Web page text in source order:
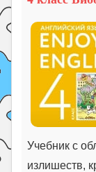
Учебник с
излишеств,